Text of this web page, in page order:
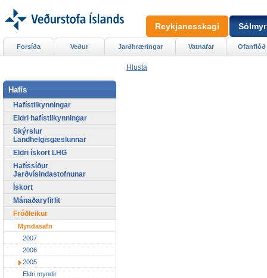
Hlusta
Forsíða Veður Jarðhræringar Vatnafar Ofanflóð
Hafís
Hafístilkynningar
Eldri hafístilkynningar
Skýrslur
Landhelgisgæslunnar
Eldri ískort LHG
Hafíssíður
Jarðvísindastofnunar
Ískort
Mánaðaryfirlit
Fróðleikur
Myndasafn
2007
2006
2005
Eldri myndir
Reykjanesskagi